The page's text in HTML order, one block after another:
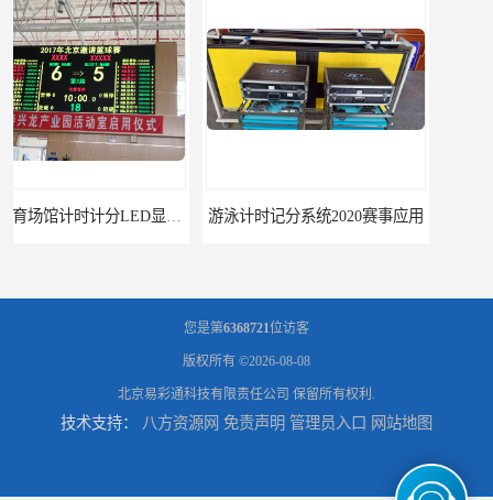
游泳计时记分系统2020赛事应用 游泳计时系统赛事2020新研发
攀枝花记分系统厂家 临夏记分系统厂家
您是第6368721位访客
版权所有 ©2026-08-08
北京易彩通科技有限责任公司 保留所有权利.
技术支持： 八方资源网 免责声明 管理员入口 网站地图